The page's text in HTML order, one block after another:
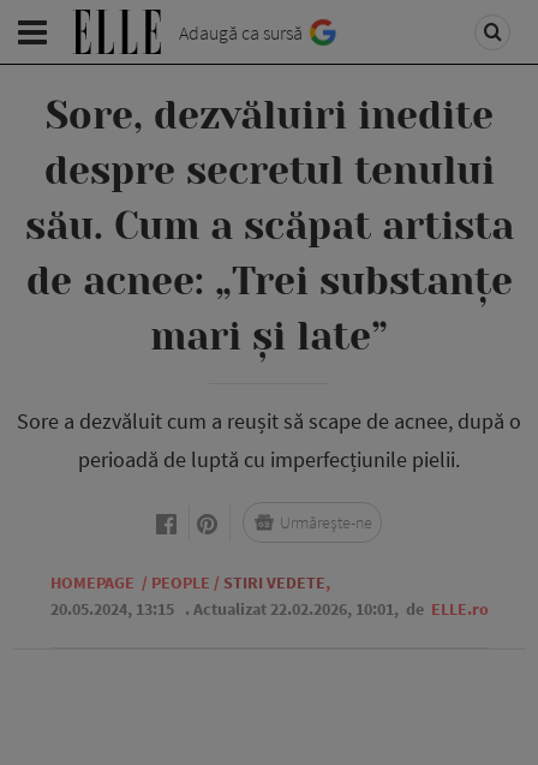
Adaugă ca sursă
Sore, dezvăluiri inedite
despre secretul tenului
său. Cum a scăpat artista
de acnee: „Trei substanțe
mari și late”
Sore a dezvăluit cum a reușit să scape de acnee, după o
perioadă de luptă cu imperfecțiunile pielii.
HOMEPAGE / PEOPLE / STIRI VEDETE,
20.05.2024, 13:15 . Actualizat 22.02.2026, 10:01, de ELLE.ro
Urmărește-ne